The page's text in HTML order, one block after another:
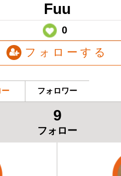
Fuu
0
フォローする
ー フォロワー
9
フォロー